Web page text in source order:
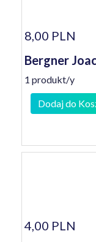
8,00 PLN
Bergner
1 produkt/y
Dodaj do
4,00 PLN